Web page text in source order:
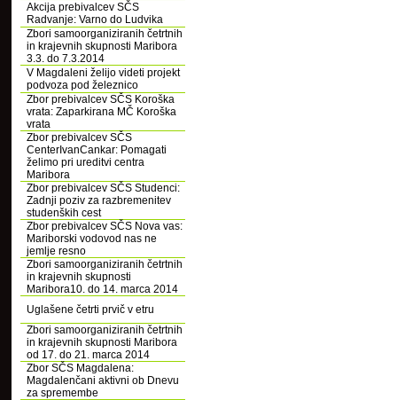
Akcija prebivalcev SČS
Radvanje: Varno do Ludvika
Zbori samoorganiziranih četrtnih
in krajevnih skupnosti Maribora
3.3. do 7.3.2014
V Magdaleni želijo videti projekt
podvoza pod železnico
Zbor prebivalcev SČS Koroška
vrata: Zaparkirana MČ Koroška
vrata
Zbor prebivalcev SČS
CenterIvanCankar: Pomagati
želimo pri ureditvi centra
Maribora
Zbor prebivalcev SČS Studenci:
Zadnji poziv za razbremenitev
studenških cest
Zbor prebivalcev SČS Nova vas:
Mariborski vodovod nas ne
jemlje resno
Zbori samoorganiziranih četrtnih
in krajevnih skupnosti
Maribora10. do 14. marca 2014
Uglašene četrti prvič v etru
Zbori samoorganiziranih četrtnih
in krajevnih skupnosti Maribora
od 17. do 21. marca 2014
Zbor SČS Magdalena:
Magdalenčani aktivni ob Dnevu
za spremembe